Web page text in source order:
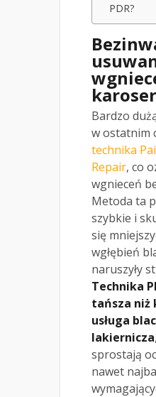
PDR?
Bardzo
w ostatnim
technika
Repair, co
wgnieceń
Metoda ta
szybkie i
się
wgłębień
naruszyły
Technika
tańsza niż
usługa
lakiernicza
sprostają
nawet